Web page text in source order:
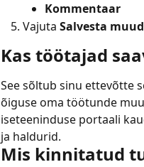
Kommentaar
Vajuta Salvesta
Kas töötajad
See sõltub sinu ettevõtte
õiguse oma töötunde
iseteeninduse portaali
ja haldurid.
Mis kinnitatud